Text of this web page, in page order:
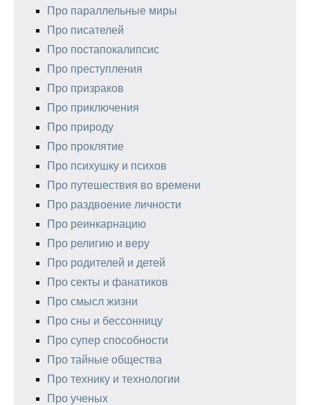
Про параллельные миры
Про писателей
Про постапокалипсис
Про преступления
Про призраков
Про приключения
Про природу
Про проклятие
Про психушку и психов
Про путешествия во времени
Про раздвоение личности
Про реинкарнацию
Про религию и веру
Про родителей и детей
Про секты и фанатиков
Про смысл жизни
Про сны и бессонницу
Про супер способности
Про тайные общества
Про технику и технологии
Про ученых